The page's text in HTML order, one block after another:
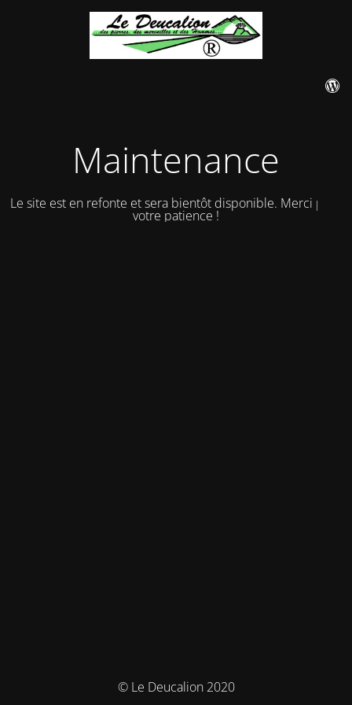
Maintenance
Le site est en refonte et sera bientôt disponible. Merci pour
votre patience !
© Le Deucalion 2020